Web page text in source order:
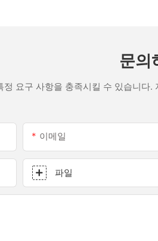
문의
요구 사항을 충족시킬 수 있습니
이메일
파일